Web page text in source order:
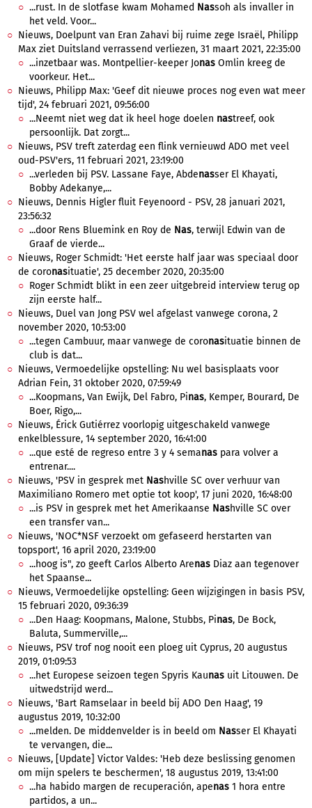
...rust. In de slotfase kwam Mohamed Nassoh als invaller in
het veld. Voor...
Nieuws, Doelpunt van Eran Zahavi bij ruime zege Israël, Philipp
Max ziet Duitsland verrassend verliezen, 31 maart 2021, 22:35:00
...inzetbaar was. Montpellier-keeper Jonas Omlin kreeg de
voorkeur. Het...
Nieuws, Philipp Max: 'Geef dit nieuwe proces nog even wat meer
tijd', 24 februari 2021, 09:56:00
...Neemt niet weg dat ik heel hoge doelen nastreef, ook
persoonlijk. Dat zorgt...
Nieuws, PSV treft zaterdag een flink vernieuwd ADO met veel
oud-PSV'ers, 11 februari 2021, 23:19:00
...verleden bij PSV. Lassane Faye, Abdenasser El Khayati,
Bobby Adekanye,...
Nieuws, Dennis Higler fluit Feyenoord - PSV, 28 januari 2021,
23:56:32
...door Rens Bluemink en Roy de Nas, terwijl Edwin van de
Graaf de vierde...
Nieuws, Roger Schmidt: 'Het eerste half jaar was speciaal door
de coronasituatie', 25 december 2020, 20:35:00
Roger Schmidt blikt in een zeer uitgebreid interview terug op
zijn eerste half...
Nieuws, Duel van Jong PSV wel afgelast vanwege corona, 2
november 2020, 10:53:00
...tegen Cambuur, maar vanwege de coronasituatie binnen de
club is dat...
Nieuws, Vermoedelijke opstelling: Nu wel basisplaats voor
Adrian Fein, 31 oktober 2020, 07:59:49
...Koopmans, Van Ewijk, Del Fabro, Pinas, Kemper, Bourard, De
Boer, Rigo,...
Nieuws, Érick Gutiérrez voorlopig uitgeschakeld vanwege
enkelblessure, 14 september 2020, 16:41:00
...que esté de regreso entre 3 y 4 semanas para volver a
entrenar....
Nieuws, 'PSV in gesprek met Nashville SC over verhuur van
Maximiliano Romero met optie tot koop', 17 juni 2020, 16:48:00
...is PSV in gesprek met het Amerikaanse Nashville SC over
een transfer van...
Nieuws, 'NOC*NSF verzoekt om gefaseerd herstarten van
topsport', 16 april 2020, 23:19:00
...hoog is", zo geeft Carlos Alberto Arenas Diaz aan tegenover
het Spaanse...
Nieuws, Vermoedelijke opstelling: Geen wijzigingen in basis PSV,
15 februari 2020, 09:36:39
...Den Haag: Koopmans, Malone, Stubbs, Pinas, De Bock,
Baluta, Summerville,...
Nieuws, PSV trof nog nooit een ploeg uit Cyprus, 20 augustus
2019, 01:09:53
...het Europese seizoen tegen Spyris Kaunas uit Litouwen. De
uitwedstrijd werd...
Nieuws, 'Bart Ramselaar in beeld bij ADO Den Haag', 19
augustus 2019, 10:32:00
...melden. De middenvelder is in beeld om Nasser El Khayati
te vervangen, die...
Nieuws, [Update] Victor Valdes: 'Heb deze beslissing genomen
om mijn spelers te beschermen', 18 augustus 2019, 13:41:00
...ha habido margen de recuperación, apenas 1 hora entre
partidos, a un...